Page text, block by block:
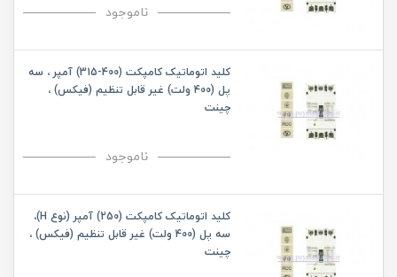
ناموجود
کلید اتوماتیک کامپکت (400-315) آمپر ، سه
پل (400 ولت) غیر قابل تنظیم (فیکس) ،
چینت
ناموجود
کلید اتوماتیک کامپکت (250) آمپر (نوع H)،
سه پل (400 ولت) غیر قابل تنظیم (فیکس) ،
چینت